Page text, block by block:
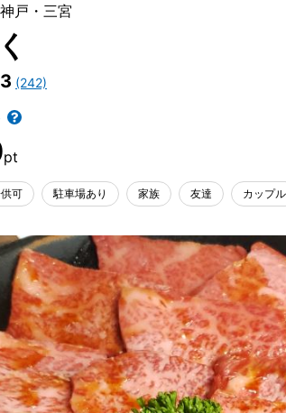
神戸・三宮
(242)
可 駐車場あり 家族 友達 カップル